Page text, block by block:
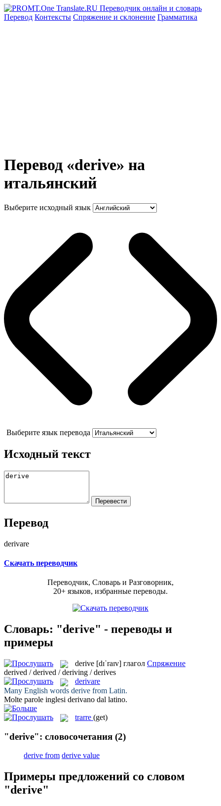
Перевод Контексты Спряжение и склонение Грамматика
Перевод «derive» на
итальянский
Выберите исходный язык
Выберите язык перевода
Исходный текст
Перевод
derivare
Скачать переводчик
Переводчик, Словарь и Разговорник,
20+ языков, избранные переводы.
Словарь: "derive" - переводы и
примеры
derive [dɪˈraɪv] глагол Спряжение
derived / derived / deriving / derives
derivare
Many English words derive from Latin.
Molte parole inglesi derivano dal latino.
trarre (get)
"derive": словосочетания (2)
derive from derive value
Примеры предложений со словом
"derive"